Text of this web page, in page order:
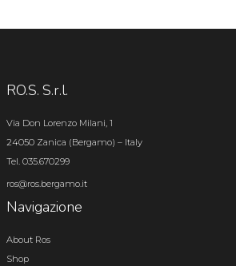
RO.S. S.r.l.
Via Don Lorenzo Milani, 1
24050 Zanica (Bergamo) – Italy
Tel. 035.670299
ros@ros.bergamo.it
Navigazione
About Ros
Shop